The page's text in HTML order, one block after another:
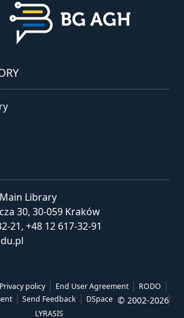
Library
30, 30-059 Kraków
21, +48 12 617-32-91
Privacy policy End User Agreement
RODO
Send Feedback DSpace © 2002-2026
LYRASIS